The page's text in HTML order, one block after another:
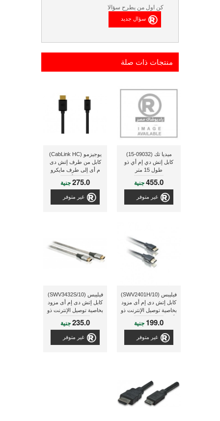
كن اول من يطرح سؤالا
منتجات ذات صلة
ميديا تك (09032-15)
كابل إتش دي إم أي ذو
طول 15 متر
455.0جنية
غير متوفر
يوجيزمو (CabLink HC)
كابل من طرف إتش دى
م أى إلى طرف مايكرو
إتش دى إم أى ذو لون
أسود
275.0جنية
غير متوفر
فيليبس (SWV2401H/10)
كابل إتش دى إم أى مزود
بخاصية توصيل الإنترنت ذو
أطراف مطلية بالذهب و
طول 1.5متر
199.0 جنية
غير متوفر
فيليبس (SWV3432S/10)
كابل إتش دى إم أى مزود
بخاصية توصيل الإنترنت ذو
طول 5 1متر
235.0جنية
غير متوفر